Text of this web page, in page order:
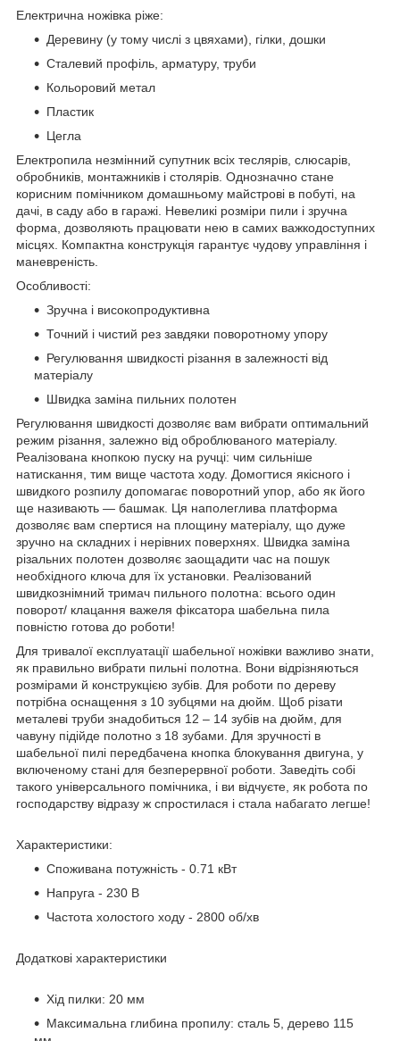
Електрична ножівка ріже:
Деревину (у тому числі з цвяхами), гілки, дошки
Сталевий профіль, арматуру, труби
Кольоровий метал
Пластик
Цегла
Електропила незмінний супутник всіх теслярів, слюсарів,
обробників, монтажників і столярів. Однозначно стане
корисним помічником домашньому майстрові в побуті, на
дачі, в саду або в гаражі. Невеликі розміри пили і зручна
форма, дозволяють працювати нею в самих важкодоступних
місцях. Компактна конструкція гарантує чудову управління і
маневреність.
Особливості:
Зручна і високопродуктивна
Точний і чистий рез завдяки поворотному упору
Регулювання швидкості різання в залежності від
матеріалу
Швидка заміна пильних полотен
Регулювання швидкості дозволяє вам вибрати оптимальний
режим різання, залежно від оброблюваного матеріалу.
Реалізована кнопкою пуску на ручці: чим сильніше
натискання, тим вище частота ходу. Домогтися якісного і
швидкого розпилу допомагає поворотний упор, або як його
ще називають — башмак. Ця наполеглива платформа
дозволяє вам спертися на площину матеріалу, що дуже
зручно на складних і нерівних поверхнях. Швидка заміна
різальних полотен дозволяє заощадити час на пошук
необхідного ключа для їх установки. Реалізований
швидкознімний тримач пильного полотна: всього один
поворот/ клацання важеля фіксатора шабельна пила
повністю готова до роботи!
Для тривалої експлуатації шабельної ножівки важливо знати,
як правильно вибрати пильні полотна. Вони відрізняються
розмірами й конструкцією зубів. Для роботи по дереву
потрібна оснащення з 10 зубцями на дюйм. Щоб різати
металеві труби знадобиться 12 – 14 зубів на дюйм, для
чавуну підійде полотно з 18 зубами. Для зручності в
шабельної пилі передбачена кнопка блокування двигуна, у
включеному стані для безперервної роботи. Заведіть собі
такого універсального помічника, і ви відчуєте, як робота по
господарству відразу ж спростилася і стала набагато легше!
Характеристики:
Споживана потужність - 0.71 кВт
Напруга - 230 В
Частота холостого ходу - 2800 об/хв
Додаткові характеристики
Хід пилки: 20 мм
Максимальна глибина пропилу: сталь 5, дерево 115